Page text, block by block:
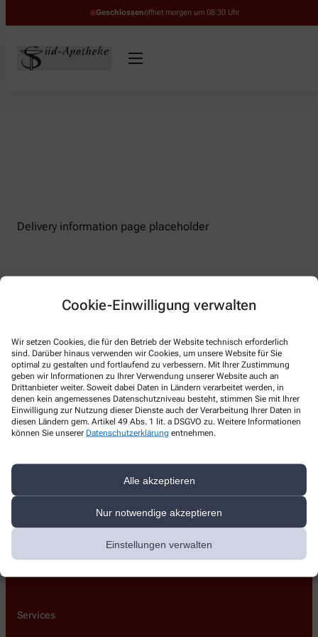
Cookie-Einwilligung verwalten
Wir setzen Cookies, die für den Betrieb der Website technisch erforderlich
sind. Darüber hinaus verwenden wir Cookies, um unsere Website für Sie
optimal zu gestalten und fortlaufend zu verbessern. Mit Ihrer Zustimmung
geben wir Informationen zu Ihrer Verwendung unserer Website auch an
Drittanbieter weiter. Soweit dabei Daten in Ländern verarbeitet werden, in
denen kein angemessenes Datenschutzniveau besteht, stimmen Sie mit Ihrer
Einwilligung zur Nutzung dieser Dienste auch der Verarbeitung Ihrer Daten in
diesen Ländern gem. Artikel 49 Abs. 1 lit. a DSGVO zu. Weitere Informationen
können Sie unserer Datenschutzerklärung entnehmen.
Alle akzeptieren
Nur notwendige akzeptieren
Einstellungen verwalten
Geschlossenöffnet morgen um 08:30 Uhr
Delivery information page placeholder
Süd Apotheke
Zibbeklebenerstr. 7,39288 Burg
+49-392145489
+49-39212429
Services